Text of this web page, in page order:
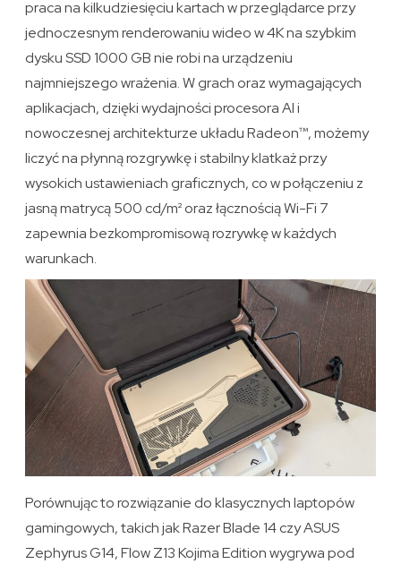
praca na kilkudziesięciu kartach w przeglądarce przy
jednoczesnym renderowaniu wideo w 4K na szybkim
dysku SSD 1000 GB nie robi na urządzeniu
najmniejszego wrażenia. W grach oraz wymagających
aplikacjach, dzięki wydajności procesora AI i
nowoczesnej architekturze układu Radeon™, możemy
liczyć na płynną rozgrywkę i stabilny klatkaż przy
wysokich ustawieniach graficznych, co w połączeniu z
jasną matrycą 500 cd/m² oraz łącznością Wi-Fi 7
zapewnia bezkompromisową rozrywkę w każdych
warunkach.
Porównując to rozwiązanie do klasycznych laptopów
gamingowych, takich jak Razer Blade 14 czy ASUS
Zephyrus G14, Flow Z13 Kojima Edition wygrywa pod